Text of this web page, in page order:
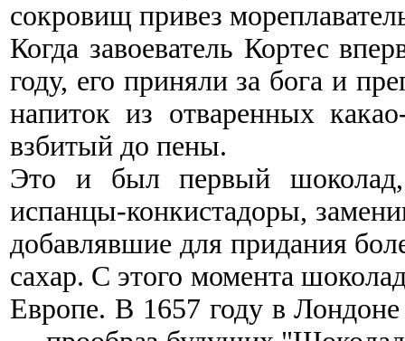
сокровищ привез
Когда завоеватель Кортес
году, его приняли за бога и
напиток из отваренных
взбитый до пены.
Это и был первый шоколад,
испанцы-конкистадоры,
добавлявшие для придания
сахар. С этого момента
Европе. В 1657 году в